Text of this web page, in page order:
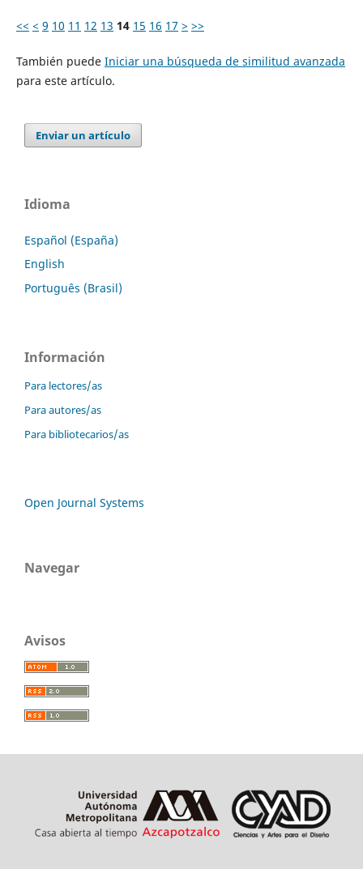
<< < 9 10 11 12 13 14 15 16 17 > >>
También puede Iniciar una búsqueda de similitud avanzada
para este artículo.
Enviar un artículo
Idioma
Español (España)
English
Português (Brasil)
Información
Para lectores/as
Para autores/as
Para bibliotecarios/as
Open Journal Systems
Navegar
Avisos